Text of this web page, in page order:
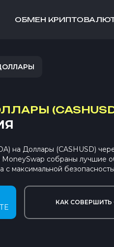
ОБМЕН
на Доллары (CASHUSD)
собраны лучшие
максимальной
КАК СОВЕРШИТЬ